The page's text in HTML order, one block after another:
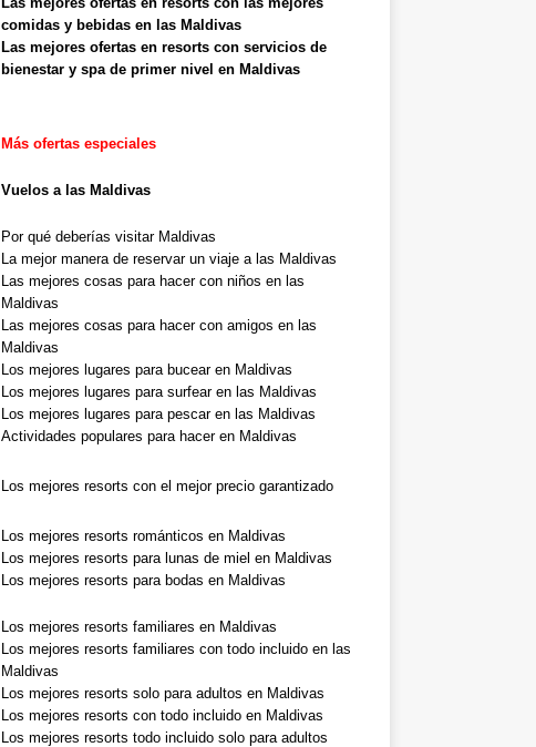
comidas y bebidas en las Maldivas
Las mejores ofertas en resorts con servicios de
bienestar y spa de primer nivel en Maldivas
Más ofertas especiales
Vuelos a las Maldivas
Por qué deberías visitar Maldivas
La mejor manera de reservar un viaje a las Maldivas
Las mejores cosas para hacer con niños en las
Maldivas
Las mejores cosas para hacer con amigos en las
Maldivas
Los mejores lugares para bucear en Maldivas
Los mejores lugares para surfear en las Maldivas
Los mejores lugares para pescar en las Maldivas
Actividades populares para hacer en Maldivas
Los mejores resorts con el mejor precio garantizado
Los mejores resorts románticos en Maldivas
Los mejores resorts para lunas de miel en Maldivas
Los mejores resorts para bodas en Maldivas
Los mejores resorts familiares en Maldivas
Los mejores resorts familiares con todo incluido en las
Maldivas
Los mejores resorts solo para adultos en Maldivas
Los mejores resorts con todo incluido en Maldivas
Los mejores resorts todo incluido solo para adultos